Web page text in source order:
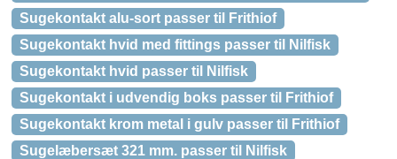
Sugekontakt alu-sort passer til Frithiof
Sugekontakt hvid med fittings passer til Nilfisk
Sugekontakt hvid passer til Nilfisk
Sugekontakt i udvendig boks passer til Frithiof
Sugekontakt krom metal i gulv passer til Frithiof
Sugelæbersæt 321 mm. passer til Nilfisk